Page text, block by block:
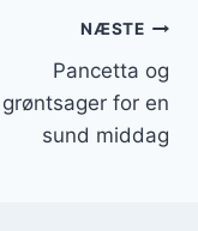
NÆSTE
Pancetta og
grøntsager for en
sund middag